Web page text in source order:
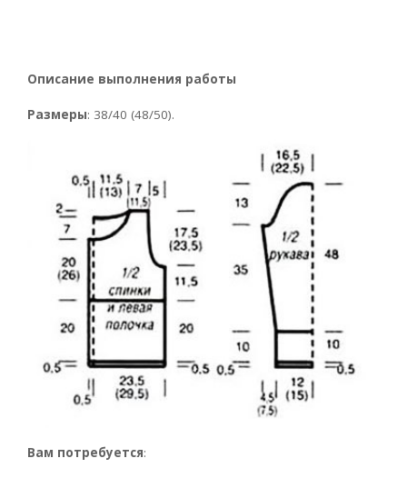
Описание выполнения работы
Размеры: 38/40 (48/50).
Вам потребуется: